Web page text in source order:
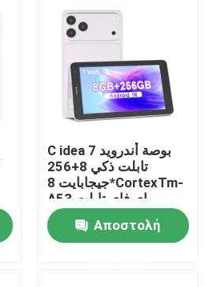
C idea 7 بوصة أندرويد
تابلت ذكي 8+256
جيجابايت 8*CortexTm-
A53 واي فاي تابلت
شاشة لمس عالية الدقة
CM517 airΑποστολή